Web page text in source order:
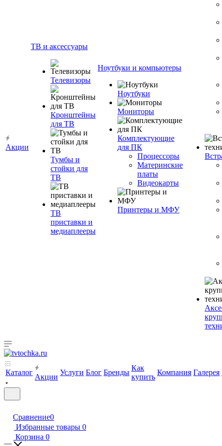
Акции
ТВ и аксессуары
Телевизоры
Кронштейны
для ТВ
Тумбы и
стойки для
ТВ
ТВ
приставки и
медиаплееры
Ноутбуки и компьютеры
Ноутбуки
Мониторы
Комплектующие
для ПК
Процессоры
Материнские
платы
Видеокарты
Принтеры и МФУ
Каталог
Акции
Услуги Блог Бренды
Как
купить
Компания Галерея
Сравнение0
Избранные товары 0
Корзина 0